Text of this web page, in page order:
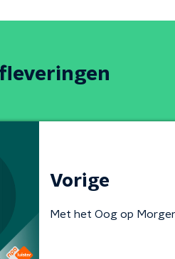
Vorige
Met het Oog op